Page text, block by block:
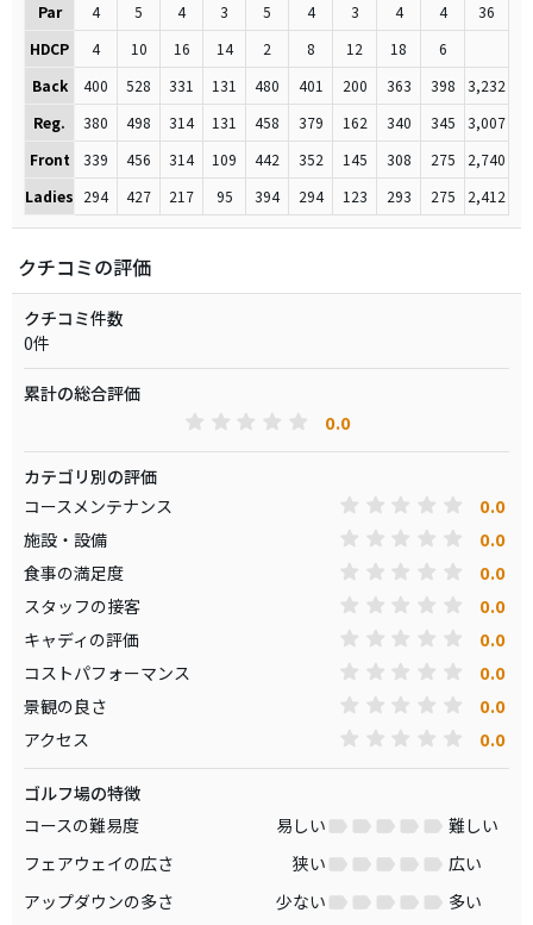
Par
4 5 4 3 5 4 3 4 4
36
HDCP
4 10 16 14 2 8 12 18
6
Back
400 528 331 131 480 401 200 363 398
3,232
Reg.
380 498 314 131 458 379 162 340 345
3,007
Front
339 456 314 109 442 352 145 308 275
2,740
Ladies 294 427 217 95 394 294 123 293 275 2,412
クチコミの評価
クチコミ件数
0件
累計の総合評価
0.0
カテゴリ別の評価
コースメンテナンス
0.0
施設・設備 0.0
食事の満足度 0.0
スタッフの接客 0.0
キャディの評価 0.0
コストパフォーマンス 0.0
景観の良さ 0.0
アクセス 0.0
ゴルフ場の特徴
コースの難易度
易しい
難しい
フェアウェイの広さ
狭い
広い
アップダウンの多さ
少ない
多い